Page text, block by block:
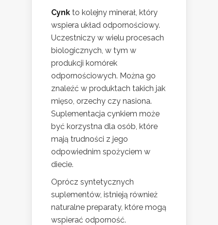
Cynk to kolejny minerał, który
wspiera układ odpornościowy.
Uczestniczy w wielu procesach
biologicznych, w tym w
produkcji komórek
odpornościowych. Można go
znaleźć w produktach takich jak
mięso, orzechy czy nasiona.
Suplementacja cynkiem może
być korzystna dla osób, które
mają trudności z jego
odpowiednim spożyciem w
diecie.
Oprócz syntetycznych
suplementów, istnieją również
naturalne preparaty, które mogą
wspierać odporność.